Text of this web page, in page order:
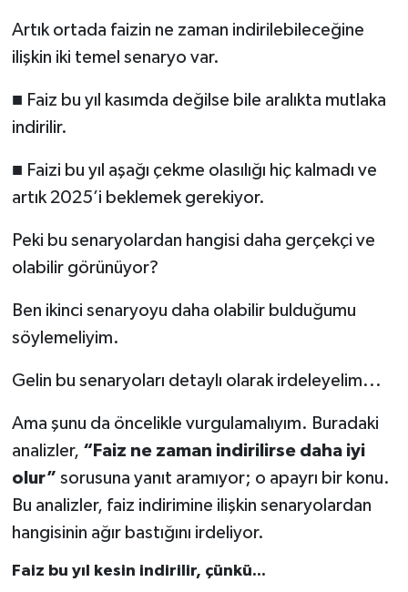
Artık ortada faizin ne zaman indirilebileceğine
ilişkin iki temel senaryo var.
■ Faiz bu yıl kasımda değilse bile aralıkta mutlaka
indirilir.
■ Faizi bu yıl aşağı çekme olasılığı hiç kalmadı ve
artık 2025’i beklemek gerekiyor.
Peki bu senaryolardan hangisi daha gerçekçi ve
olabilir görünüyor?
Ben ikinci senaryoyu daha olabilir bulduğumu
söylemeliyim.
Gelin bu senaryoları detaylı olarak irdeleyelim...
Ama şunu da öncelikle vurgulamalıyım. Buradaki
analizler, “Faiz ne zaman indirilirse daha iyi
olur” sorusuna yanıt aramıyor; o apayrı bir konu.
Bu analizler, faiz indirimine ilişkin senaryolardan
hangisinin ağır bastığını irdeliyor.
Faiz bu yıl kesin indirilir, çünkü...